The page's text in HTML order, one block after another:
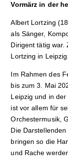
Vormärz in der
Albert Lortzing
als Sänger,
Dirigent tätig war.
Lortzing in Leipzig.
Im Rahmen des
bis zum 3. Mai
Leipzig und in
ist vor allem für
Orchestermusik,
Die
bringen so die
und Rache